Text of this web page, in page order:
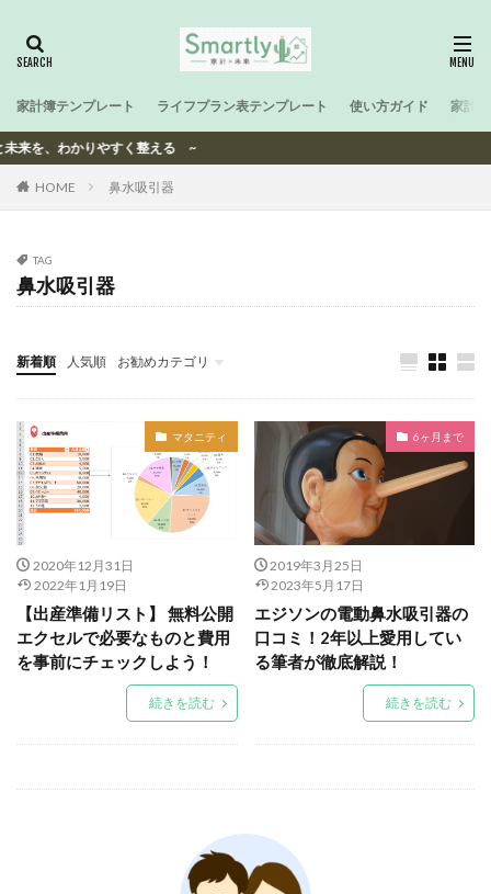
家計簿テンプレート ライフプラン表テンプレート 使い方ガイド 家計
を、わかりやすく整える ~
HOME 鼻水吸引器
TAG
鼻水吸引器
新着順 人気順 お勧めカテゴリ
-
マタニティ
2020年12月31日
2022年1月19日
【出産準備リスト】 無料公開
エクセルで必要なものと費用
を事前にチェックしよう！
続きを読む
6ヶ月まで
2019年3月25日
2023年5月17日
エジソンの電動鼻水吸引器の
口コミ！2年以上愛用してい
る筆者が徹底解説！
続きを読む